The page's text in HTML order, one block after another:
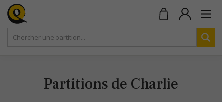
Partitions de Charlie